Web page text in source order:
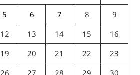
5 6 7 8
9
12 13 14 15
16
19 20 21 22
23
26 27 28 29 30